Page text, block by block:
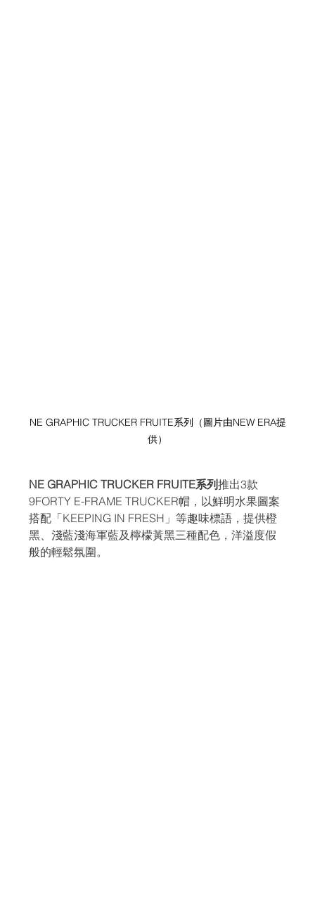
NE GRAPHIC TRUCKER FRUITE系列（圖片由NEW ERA提
供）
NE GRAPHIC TRUCKER FRUITE系列推出3款
9FORTY E-FRAME TRUCKER帽，以鮮明水果圖案
搭配「KEEPING IN FRESH」等趣味標語，提供橙
黑、淺藍淺海軍藍及檸檬黃黑三種配色，洋溢度假
般的輕鬆氛圍。